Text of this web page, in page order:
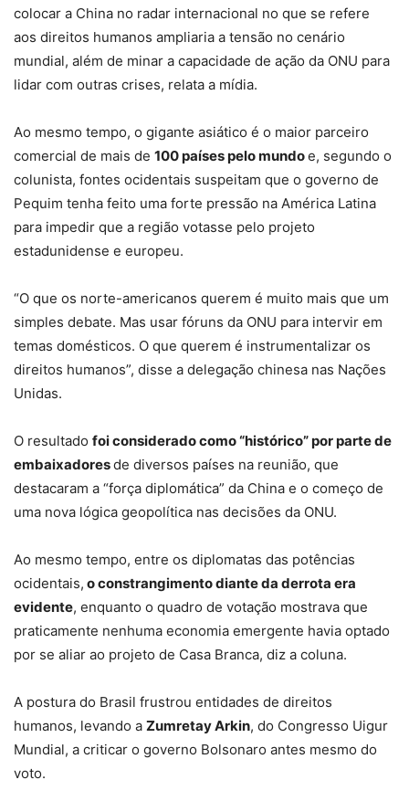
colocar a China no radar internacional no que se refere
aos direitos humanos ampliaria a tensão no cenário
mundial, além de minar a capacidade de ação da ONU para
lidar com outras crises, relata a mídia.
Ao mesmo tempo, o gigante asiático é o maior parceiro
comercial de mais de 100 países pelo mundoe, segundo o
colunista, fontes ocidentais suspeitam que o governo de
Pequim tenha feito uma forte pressão na América Latina
para impedir que a região votasse pelo projeto
estadunidense e europeu.
“O que os norte-americanos querem é muito mais que um
simples debate. Mas usar fóruns da ONU para intervir em
temas domésticos. O que querem é instrumentalizar os
direitos humanos”, disse a delegação chinesa nas Nações
Unidas.
O resultado foi considerado como “histórico” por parte de
embaixadoresde diversos países na reunião, que
destacaram a “força diplomática” da China e o começo de
uma nova lógica geopolítica nas decisões da ONU.
Ao mesmo tempo, entre os diplomatas das potências
ocidentais, o constrangimento diante da derrota era
evidente, enquanto o quadro de votação mostrava que
praticamente nenhuma economia emergente havia optado
por se aliar ao projeto de Casa Branca, diz a coluna.
A postura do Brasil frustrou entidades de direitos
humanos, levando a Zumretay Arkin, do Congresso Uigur
Mundial, a criticar o governo Bolsonaro antes mesmo do
voto.